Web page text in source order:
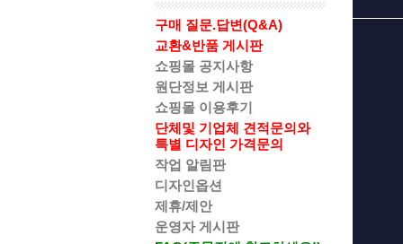
구매 질문.답변(Q&A)
교환&반품 게시판
쇼핑몰 공지사항
원단정보 게시판
쇼핑몰 이용후기
단체및 기업체 견적문의와
특별 디자인 가격문의
작업 알림판
디자인옵션
제휴/제안
운영자 게시판